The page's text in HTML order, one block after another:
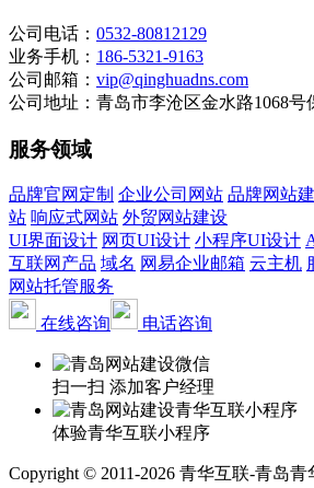
公司电话： 0532-80812129
业务手机： 186-5321-9163
公司邮箱： vip@qinghuadns.com
公司地址：青岛市李沧区金水路1068号
服务领域
品牌官网定制 企业公司网站 品牌网站
站 响应式网站 外贸网站建设
UI界面设计 网页UI设计 小程序UI设计
互联网产品 域名 网易企业邮箱 云主机
网站托管服务
在线咨询
电话咨询
扫一扫 添加客户经理
体验青华互联小程序
Copyright © 2011-2026 青华互联-青岛